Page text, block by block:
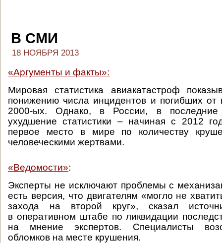
В СМИ
18 НОЯБРЯ 2013
«Аргументы и факты»:
Мировая статистика авиакатастроф
понижению числа инцидентов и погибших
2000-ых. Однако, в России, в
ухудшение статистики – начиная с 2012
первое место в мире по количеству
человеческими жертвами.
«Ведомости»:
Эксперты не исключают проблемы с
есть версия, что двигателям «могло не
захода на второй круг», сказал
в оперативном штабе по ликвидации
на мнение экспертов. Специалисты
обломков на месте крушения.